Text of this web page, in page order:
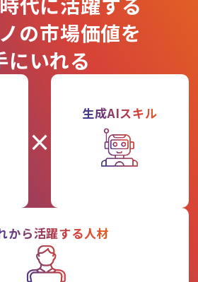
の市場価値を
にいれる
×
生成AIスキル
から活躍する人材